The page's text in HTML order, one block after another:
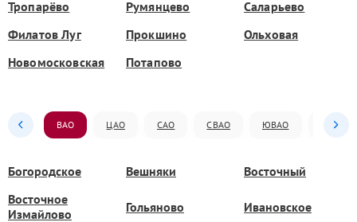
Тропарёво
Румянцево
Саларьево
Филатов Луг
Прокшино
Ольховая
Новомосковская
Потапово
ВАО ЦАО САО СВАО ЮВАО ЮАО
Богородское Вешняки
Восточный
Восточное
Измайлово
Гольяново Ивановское